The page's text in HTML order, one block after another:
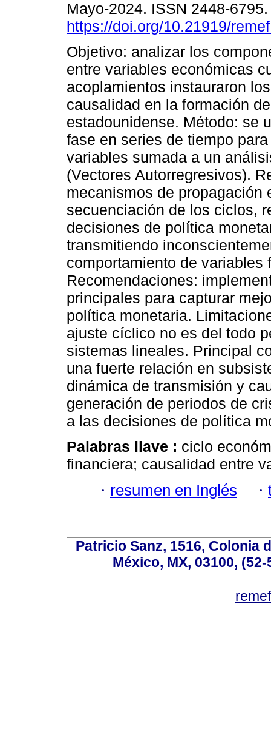
Mayo-2024. ISSN 2448-
https://doi.org/10.21919/
Objetivo: analizar los
entre variables económicas
acoplamientos instauraron
causalidad en la formación
estadounidense. Método: se
fase en series de tiempo
variables sumada a un
(Vectores Autorregresivos).
mecanismos de propagación
secuenciación de los ciclos,
decisiones de política
transmitiendo
comportamiento de
Recomendaciones:
principales para capturar
política monetaria.
ajuste cíclico no es del todo
sistemas lineales. Principal
una fuerte relación en
dinámica de transmisión y
generación de periodos de
a las decisiones de política
Palabras llave : ciclo
financiera; causalidad entre
· resumen en Inglés ·
Patricio Sanz, 1516, Colonia
México, MX, 03100,